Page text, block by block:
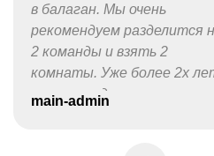
в балаган. Мы очень
рекомендуем разделится
2 команды и взять 2
комнаты. Уже более 2х
практики доказывают это.
main-admin